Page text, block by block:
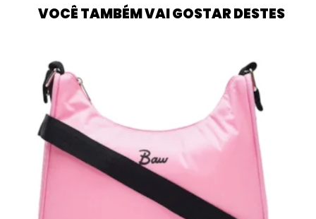
VOCÊ TAMBÉM VAI GOSTAR DESTES